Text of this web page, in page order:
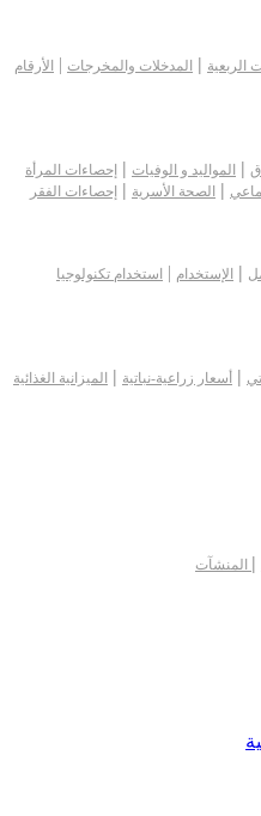
الربعية | المدخلات والمخرجات |
الأرقام
| المواليد و الوفيات | إحصاءات المرأة
| الصحة الأسرية | إحصاءات الفقر
| الإستخدام |
استخدام تكنولوجيا
| أسعار زراعية-نباتية | الميزانية الغذائية
| المنشآت